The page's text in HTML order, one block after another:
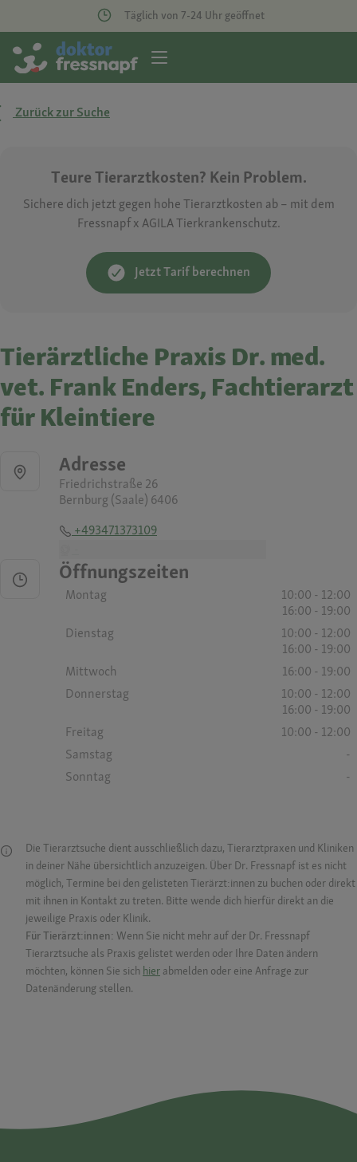
Täglich von 7-24 Uhr geöffnet
Zurück zur Suche
Teure Tierarztkosten? Kein Problem.
Sichere dich jetzt gegen hohe Tierarztkosten ab – mit dem
Fressnapf x AGILA Tierkrankenschutz.
Jetzt Tarif berechnen
Tierärztliche Praxis Dr. med.
vet. Frank Enders, Fachtierarzt
für Kleintiere
Adresse
Friedrichstraße 26
Bernburg (Saale) 6406
+493471373109
Öffnungszeiten
Montag
10:00 - 12:00
16:00 - 19:00
Dienstag
10:00 - 12:00
16:00 - 19:00
Mittwoch
16:00 - 19:00
Donnerstag
10:00 - 12:00
16:00 - 19:00
Freitag
10:00 - 12:00
Samstag
-
Sonntag
-
Die Tierarztsuche dient ausschließlich dazu, Tierarztpraxen und Kliniken
in deiner Nähe übersichtlich anzuzeigen. Über Dr. Fressnapf ist es nicht
möglich, Termine bei den gelisteten Tierärzt:innen zu buchen oder direkt
mit ihnen in Kontakt zu treten. Bitte wende dich hierfür direkt an die
jeweilige Praxis oder Klinik.
Für Tierärzt:innen: Wenn Sie nicht mehr auf der Dr. Fressnapf
Tierarztsuche als Praxis gelistet werden oder Ihre Daten ändern
möchten, können Sie sich hier abmelden oder eine Anfrage zur
Datenänderung stellen.